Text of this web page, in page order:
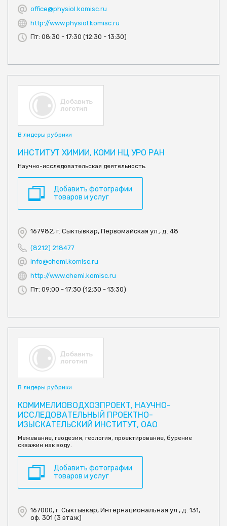
office@physiol.komisc.ru
http://www.physiol.komisc.ru
Пт: 08:30 - 17:30 (12:30 - 13:30)
В лидеры рубрики
ИНСТИТУТ ХИМИИ, КОМИ НЦ УРО РАН
Научно-исследовательская деятельность.
Добавить фотографии
товаров и услуг
167982, г. Сыктывкар, Первомайская ул., д. 48
(8212) 218477
info@chemi.komisc.ru
http://www.chemi.komisc.ru
Пт: 09:00 - 17:30 (12:30 - 13:30)
В лидеры рубрики
КОМИМЕЛИОВОДХОЗПРОЕКТ, НАУЧНО-
ИССЛЕДОВАТЕЛЬНЫЙ ПРОЕКТНО-
ИЗЫСКАТЕЛЬСКИЙ ИНСТИТУТ, ОАО
Межевание, геодезия, геология, проектирование, бурение
скважин нак воду.
Добавить фотографии
товаров и услуг
167000, г. Сыктывкар, Интернациональная ул., д. 131,
оф. 301 (3 этаж)